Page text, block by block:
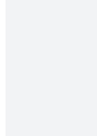
Brainstorma idéer